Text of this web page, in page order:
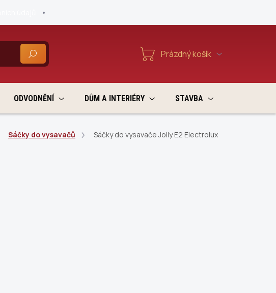
HLEDAT Nákupní
Prázdný košík
ODVODNĚNÍ DŮM A INTERIÉRY STAVBA
Sáčky do vysavačů Sáčky do vysavače Jolly E2 Electrolux